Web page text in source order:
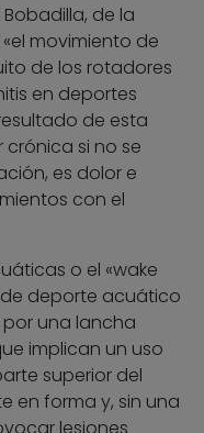
de la
movimiento de
de los rotadores
en deportes
de esta
crónica si no se
es dolor e
con el
o el «wake
deporte acuático
una lancha
implican un uso
superior del
en forma y, sin una